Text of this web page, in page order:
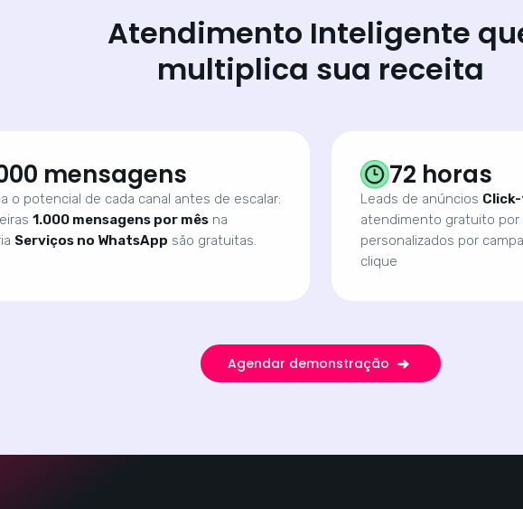
Atendimento Inteligente
multiplica sua receita
mensagens
o potencial de cada canal antes de escalar:
1.000 mensagens por mês na
Serviços no WhatsApp são gratuitas.
72 horas
Leads de anúncios
atendimento gratuito por
personalizados por
clique
Agendar demonstração